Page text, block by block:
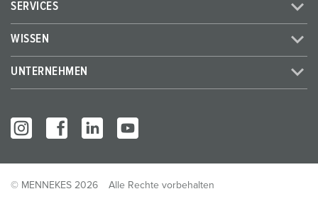
SERVICES
WISSEN
UNTERNEHMEN
© MENNEKES 2026 Alle Rechte vorbehalten